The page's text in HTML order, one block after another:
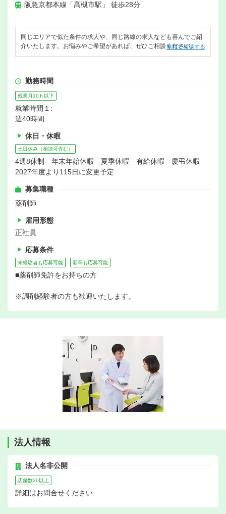
阪急京都本線「高槻市駅」 徒歩28分
同じエリアで似た条件の求人や、同じ路線の求人なども喜んでご紹
介いたします。お悩みやご希望があれば、ぜひご相談ください。
無料で相談する
勤務時間
残業月10ｈ以下
就業時間１:
週40時間
休日・休暇
土日休み（相談可含む）
4週8休制 年末年始休暇 夏季休暇 有給休暇 慶弔休暇
2027年度より115日に変更予定
募集職種
薬剤師
雇用形態
正社員
応募条件
未経験者も応募可能 新卒も応募可能
■薬剤師免許をお持ちの方
※調剤経験者の方も歓迎いたします。
法人情報
法人名非公開
店舗数30以上
詳細はお問合せください